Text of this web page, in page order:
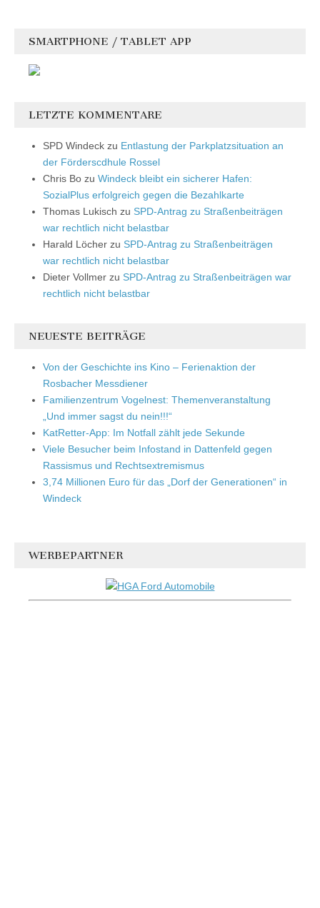
SMARTPHONE / TABLET APP
LETZTE KOMMENTARE
SPD Windeck zu Entlastung der Parkplatzsituation an
der Förderscdhule Rossel
Chris Bo zu Windeck bleibt ein sicherer Hafen:
SozialPlus erfolgreich gegen die Bezahlkarte
Thomas Lukisch zu SPD-Antrag zu Straßenbeiträgen
war rechtlich nicht belastbar
Harald Löcher zu SPD-Antrag zu Straßenbeiträgen
war rechtlich nicht belastbar
Dieter Vollmer zu SPD-Antrag zu Straßenbeiträgen war
rechtlich nicht belastbar
NEUESTE BEITRÄGE
Von der Geschichte ins Kino – Ferienaktion der
Rosbacher Messdiener
Familienzentrum Vogelnest: Themenveranstaltung
„Und immer sagst du nein!!!“
KatRetter-App: Im Notfall zählt jede Sekunde
Viele Besucher beim Infostand in Dattenfeld gegen
Rassismus und Rechtsextremismus
3,74 Millionen Euro für das „Dorf der Generationen“ in
Windeck
WERBEPARTNER